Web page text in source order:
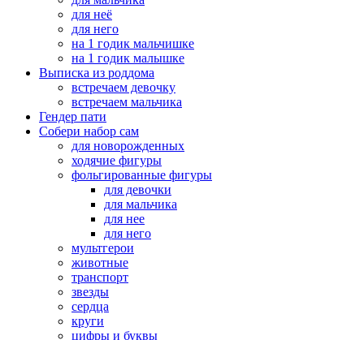
для неё
для него
на 1 годик мальчишке
на 1 годик малышке
Выписка из роддома
встречаем девочку
встречаем мальчика
Гендер пати
Собери набор сам
для новорожденных
ходячие фигуры
фольгированные фигуры
для девочки
для мальчика
для нее
для него
мультгерои
животные
транспорт
звезды
сердца
круги
цифры и буквы